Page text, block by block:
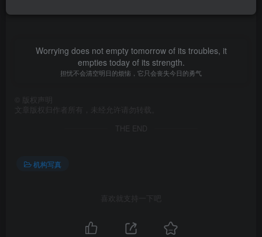
Worrying does not empty tomorrow of its troubles, it
empties today of its strength.
担忧不会清空明日的烦恼，它只会丧失今日的勇气
版权声明
文章版权归作者所有，未经允许请勿转载。
THE END
机构写真
喜欢就支持一下吧